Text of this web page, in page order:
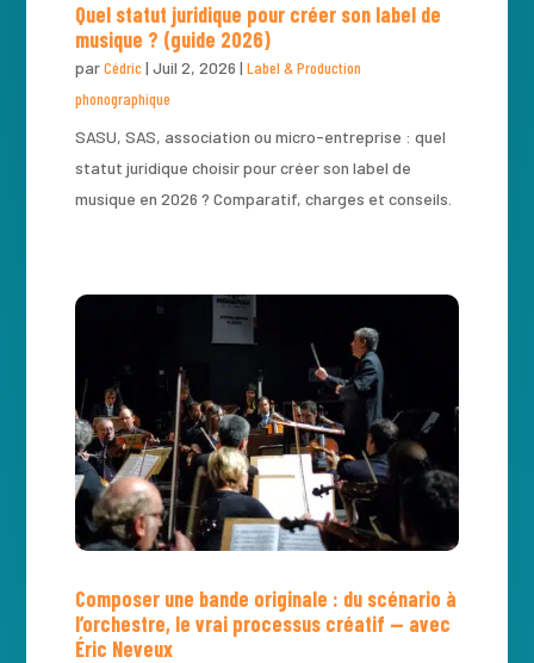
Quel statut juridique pour créer son label de
musique ? (guide 2026)
parCédric| Juil 2, 2026 | Label & Production
phonographique
SASU, SAS, association ou micro-entreprise : quel
statut juridique choisir pour créer son label de
musique en 2026 ? Comparatif, charges et conseils.
Composer une bande originale : du scénario à
l’orchestre, le vrai processus créatif — avec
Éric Neveux